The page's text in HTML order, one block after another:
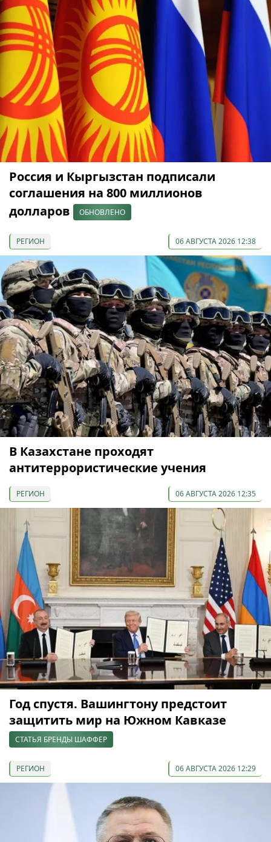
Россия и Кыргызстан подписали
соглашения на 800 миллионов
долларов
ОБНОВЛЕНО
РЕГИОН 06 АВГУСТА 2026 12:38
В Казахстане проходят
антитеррористические учения
РЕГИОН 06 АВГУСТА 2026 12:35
Год спустя. Вашингтону предстоит
защитить мир на Южном Кавказе
СТАТЬЯ БРЕНДЫ ШАФФЕР
РЕГИОН 06 АВГУСТА 2026 12:29